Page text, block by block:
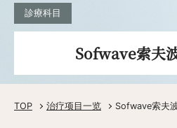
診療科目
Sofwave索夫
TOP 治疗项目一览 Sofwave索夫